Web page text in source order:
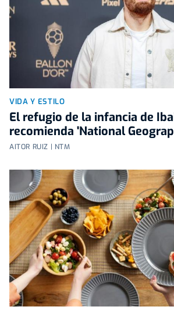
VIDA Y ESTILO
El refugio de la infancia de
recomienda 'National
AITOR RUIZ | NTM